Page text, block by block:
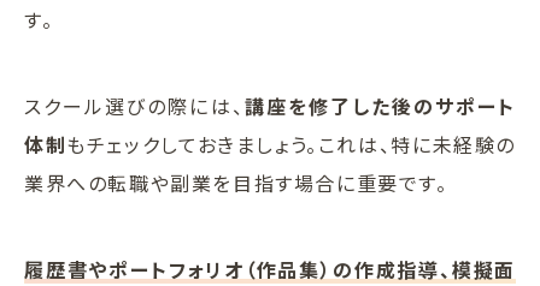
す。
スクール選びの際には、講座を修了した後のサポート
体制もチェックしておきましょう。これは、特に未経験の
業界への転職や副業を目指す場合に重要です。
履歴書やポートフォリオ（作品集）の作成指導、模擬面